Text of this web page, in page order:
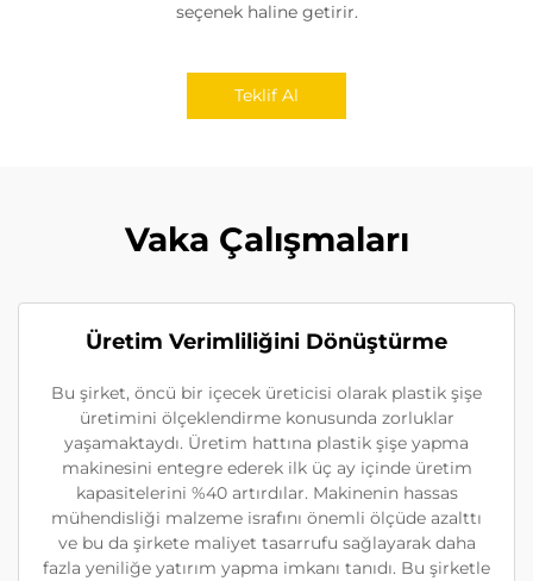
seçenek haline getirir.
Teklif Al
Vaka Çalışmaları
Üretim Verimliliğini Dönüştürme
Bu şirket, öncü bir içecek üreticisi olarak plastik şişe
üretimini ölçeklendirme konusunda zorluklar
yaşamaktaydı. Üretim hattına plastik şişe yapma
makinesini entegre ederek ilk üç ay içinde üretim
kapasitelerini %40 artırdılar. Makinenin hassas
mühendisliği malzeme israfını önemli ölçüde azalttı
ve bu da şirkete maliyet tasarrufu sağlayarak daha
fazla yeniliğe yatırım yapma imkanı tanıdı. Bu şirketle